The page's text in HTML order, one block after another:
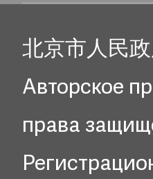
北京市人民
Авторское
права